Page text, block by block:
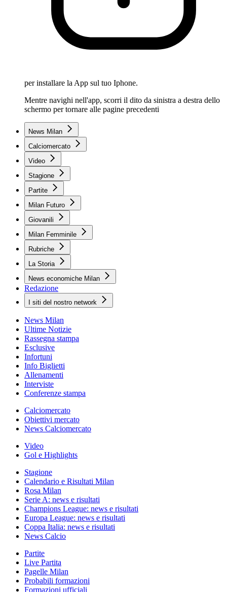
per installare la App sul tuo Iphone.
Mentre navighi nell'app, scorri il dito da sinistra a destra dello
schermo per tornare alle pagine precedenti
News Milan
Calciomercato
Video
Stagione
Partite
Milan Futuro
Giovanili
Milan Femminile
Rubriche
La Storia
News economiche Milan
Redazione
I siti del nostro network
News Milan
Ultime Notizie
Rassegna stampa
Esclusive
Infortuni
Info Biglietti
Allenamenti
Interviste
Conferenze stampa
Calciomercato
Obiettivi mercato
News Calciomercato
Video
Gol e Highlights
Stagione
Calendario e Risultati Milan
Rosa Milan
Serie A: news e risultati
Champions League: news e risultati
Europa League: news e risultati
Coppa Italia: news e risultati
News Calcio
Partite
Live Partita
Pagelle Milan
Probabili formazioni
Formazioni ufficiali